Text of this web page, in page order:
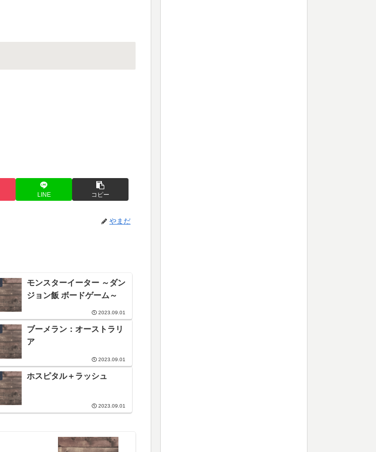
LINE コピー
やまだ
モンスターイーター ～ダン
ジョン飯 ボードゲーム～
2023.09.01
ブーメラン：オーストラリ
ア
2023.09.01
ホスピタル＋ラッシュ
2023.09.01